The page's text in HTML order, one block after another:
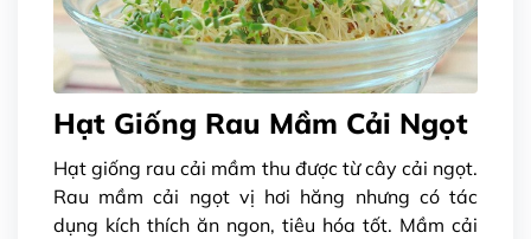
Hạt Giống Rau Mầm Cải Ngọt
Hạt giống rau cải mầm thu được từ cây cải ngọt.
Rau mầm cải ngọt vị hơi hăng nhưng có tác
dụng kích thích ăn ngon, tiêu hóa tốt. Mầm cải